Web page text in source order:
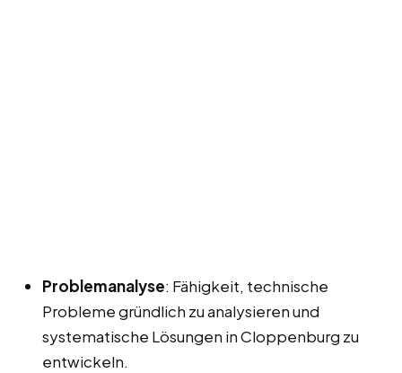
Problemanalyse: Fähigkeit, technische
Probleme gründlich zu analysieren und
systematische Lösungen in Cloppenburg zu
entwickeln.